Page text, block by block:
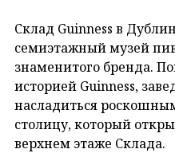
Склад Guinness в
семиэтажный музей
знаменитого бренда.
историей Guinness,
насладиться
столицу, который
верхнем этаже Склада.